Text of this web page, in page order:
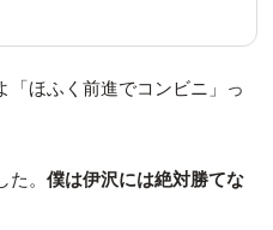
「ほふく前進でコンビニ」っ
。 僕は伊沢には絶対勝てな